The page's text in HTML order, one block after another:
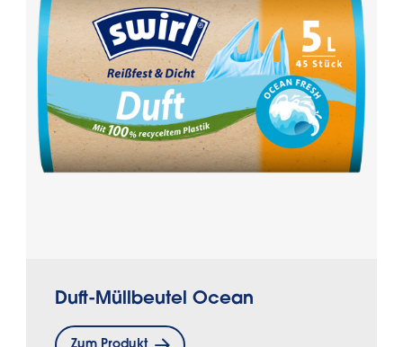
Duft-Müllbeutel Ocean